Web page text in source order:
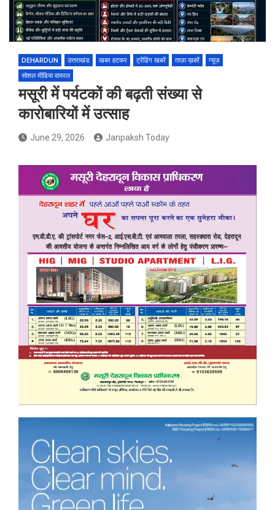
DEHARDUN उत्तराखंड खबर हटकर ट्रेंडिंग खबरें ताज़ा ख़बरें
न्यूज़
सोशल मीडिया वायरल
मसूरी में पर्यटकों की बढ़ती संख्या से
कारोबारियों में उत्साह
June 29, 2026 Janpaksh Today